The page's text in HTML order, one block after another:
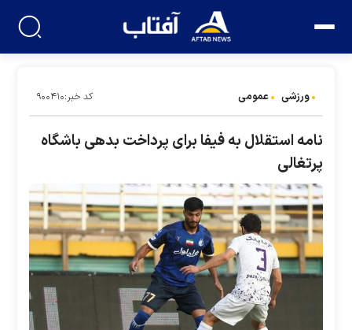
ورزشی عمومی کد خبر:۹۰۰۴۱۰
نامه استقلال به فیفا برای پرداخت بدهی باشگاه
پرتغالی